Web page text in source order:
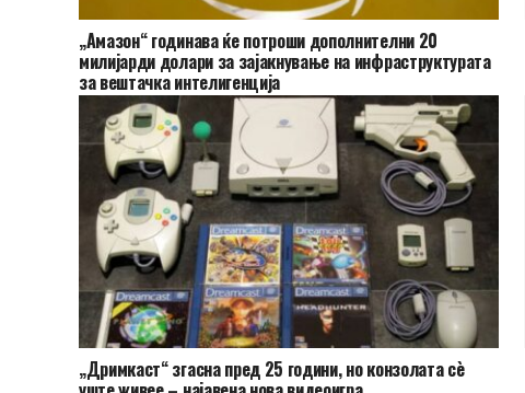
„Амазон“ годинава ќе потроши дополнителни 20
милијарди долари за зајакнување на инфраструктурата
за вештачка интелигенција
„Дримкаст“ згасна пред 25 години, но конзолата сè